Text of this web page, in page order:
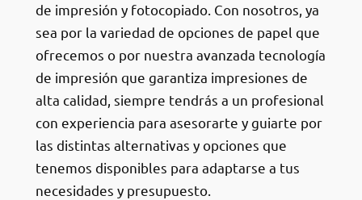
de impresión y fotocopiado. Con nosotros, ya
sea por la variedad de opciones de papel que
ofrecemos o por nuestra avanzada tecnología
de impresión que garantiza impresiones de
alta calidad, siempre tendrás a un profesional
con experiencia para asesorarte y guiarte por
las distintas alternativas y opciones que
tenemos disponibles para adaptarse a tus
necesidades y presupuesto.